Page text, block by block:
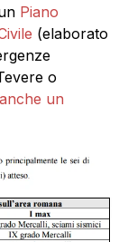
Piano
(elaborato
o
anche un